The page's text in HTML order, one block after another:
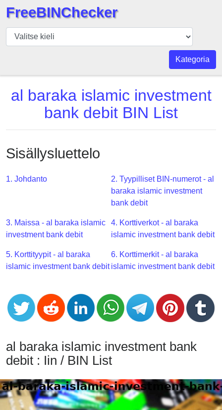
BIN
Tarkistaja
BIN
Määrä
API
BIN
Generator
BIN
Checker
CC
Generator
from
Banks
Card
Validator
Card
Generator
Random
Credit
Card
Generator
FreeBINChecker
Kategoria
al baraka islamic investment
bank debit BIN List
Sisällysluettelo
1. Johdanto
2. Tyypilliset BIN-numerot - al
baraka islamic investment
bank debit
3. Maissa - al baraka islamic
investment bank debit
4. Korttiverkot - al baraka
islamic investment bank debit
5. Korttityypit - al baraka
islamic investment bank debit
6. Korttimerkit - al baraka
islamic investment bank debit
al baraka islamic investment bank
debit : Iin / BIN List